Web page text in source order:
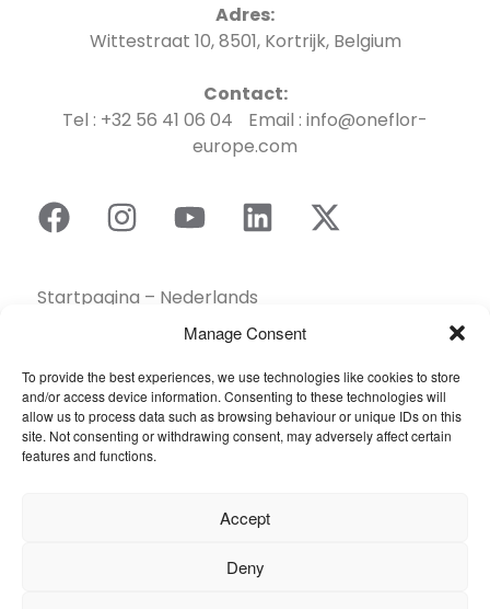
Manage Consent
To provide the best experiences, we use technologies like cookies to store
and/or access device information. Consenting to these technologies will
allow us to process data such as browsing behaviour or unique IDs on this
site. Not consenting or withdrawing consent, may adversely affect certain
features and functions.
Accept
Deny
Adres:
Wittestraat 10, 8501, Kortrijk, Belgium
Contact:
Tel : +32 56 41 06 04 Email : info@oneflor-
europe.com
Startpagina – Nederlands
Collectie
Duurzaamheid
Een dealer vinden